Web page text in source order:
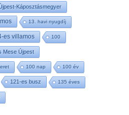
Káposztásmegyer
13. havi nyugdíj
es villamos 100
Mese Újpest
100 nap 100 év
121-es busz 135 éves